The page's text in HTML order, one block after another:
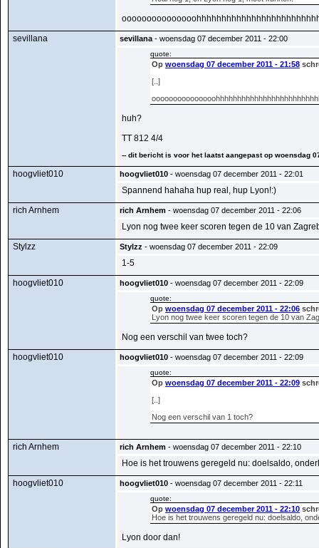
sevillana
sevillana - woensdag 07 december 2011 - 22:00
quote:
Op woensdag 07 december 2011 - 21:58
[..]
huh?
TT 812 4/4
-- dit bericht is voor het laatst aangepast op woensdag
hoogvliet010 hoogvliet010 - woensdag 07 december 2011 - 22:01
Spannend hahaha hup real, hup Lyon!:)
rich Arnhem
rich Arnhem - woensdag 07 december 2011 - 22:06
Lyon nog twee keer scoren tegen de 10 van
Stylzz
Stylzz - woensdag 07 december 2011 - 22:09
1-5
hoogvliet010
hoogvliet010 - woensdag 07 december 2011 - 22:09
quote:
Op woensdag 07 december 2011 - 22:06
Lyon nog twee keer scoren tegen de 10 van
Nog een verschil van twee toch?
hoogvliet010
hoogvliet010 - woensdag 07 december 2011 - 22:09
quote:
Op woensdag 07 december 2011 - 22:09
[..]
Nog een verschil van 1 toch?
rich Arnhem rich Arnhem - woensdag 07 december 2011 - 22:10
Hoe is het trouwens geregeld nu: doelsaldo,
hoogvliet010
hoogvliet010 - woensdag 07 december 2011 - 22:11
quote:
Op woensdag 07 december 2011 - 22:10
Hoe is het trouwens geregeld nu: doelsaldo,
Lyon door dan!